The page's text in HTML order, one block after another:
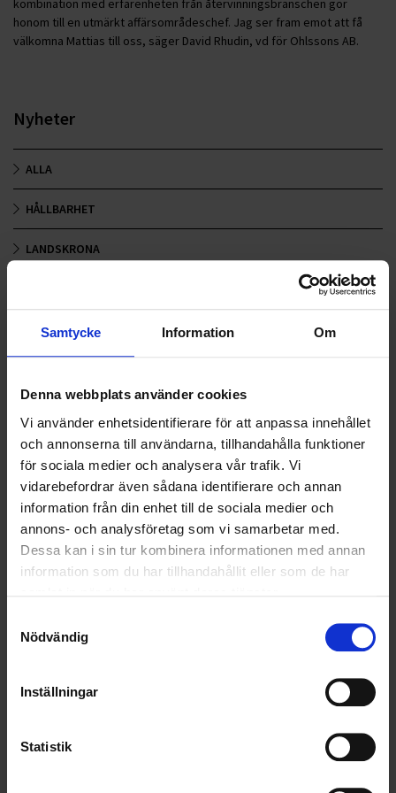
Samtycke Information Om
Denna webbplats använder cookies
Vi använder enhetsidentifierare för att anpassa innehållet
och annonserna till användarna, tillhandahålla funktioner
för sociala medier och analysera vår trafik. Vi
vidarebefordrar även sådana identifierare och annan
information från din enhet till de sociala medier och
annons- och analysföretag som vi samarbetar med.
Dessa kan i sin tur kombinera informationen med annan
information som du har tillhandahållit eller som de har
Nödvändig
Inställningar
Statistik
kombination med erfarenheten från återvinningsbranschen gör
honom till en utmärkt affärsområdeschef. Jag ser fram emot att få
välkomna Mattias till oss, säger David Rhudin, vd för Ohlssons AB.
Nyheter
ALLA
HÅLLBARHET
LANDSKRONA
OHLSSONS REGION MITT
OHLSSONSKOLLEGOR
RENHÅLLNING
SAMARBETEN
SOCIALT ANSVAR